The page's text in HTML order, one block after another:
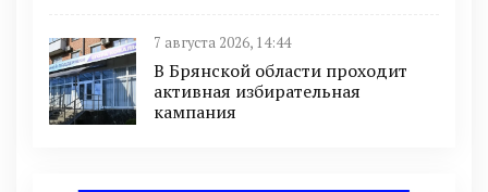
7 августа 2026, 14:44
В Брянской области проходит
активная избирательная
кампания